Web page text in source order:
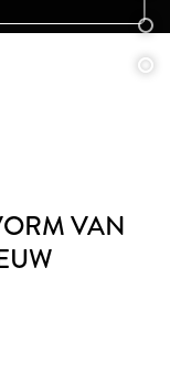
VAN